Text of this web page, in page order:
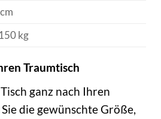
kg
Traumtisch
ganz nach Ihren
die gewünschte Größe,